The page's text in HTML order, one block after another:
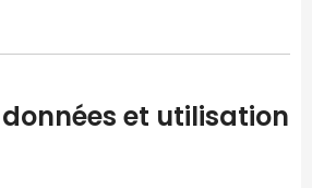
et utilisation